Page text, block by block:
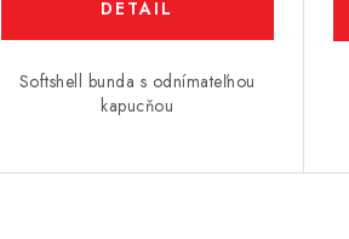
DETAIL
Softshell bunda s odnímateľnou
kapucňou